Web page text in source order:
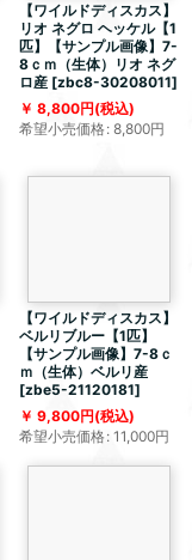
【ワイルドディスカス】
リオ ネグロ ヘッケル【1
匹】【サンプル画像】7-
8ｃｍ（生体）リオ ネグ
ロ産 [zbc8-30208011]
8,800円(税込)
希望小売価格: 8,800円
【ワイルドディスカス】
ベルリブルー【1匹】
【サンプル画像】7-8ｃ
ｍ（生体）ベルリ産
[zbe5-21120181]
9,800円(税込)
希望小売価格: 11,000円